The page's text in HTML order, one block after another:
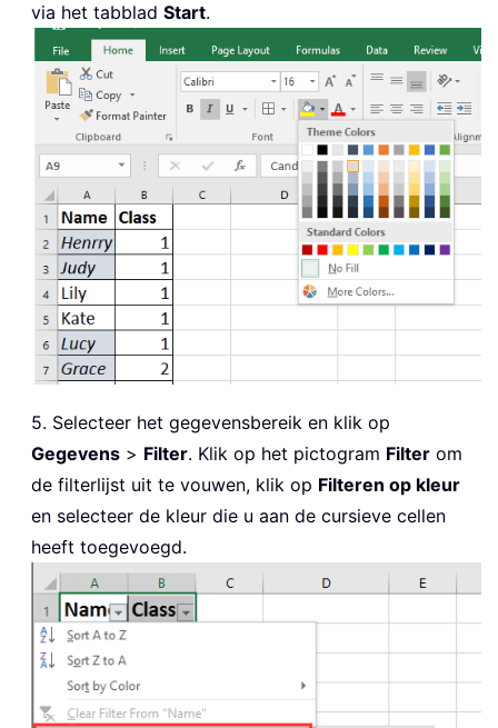
via het tabblad Start.
5. Selecteer het gegevensbereik en klik op
Gegevens > Filter. Klik op het pictogram Filter om
de filterlijst uit te vouwen, klik op Filteren op kleur
en selecteer de kleur die u aan de cursieve cellen
heeft toegevoegd.